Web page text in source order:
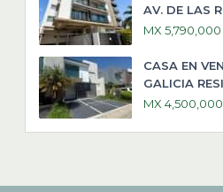
AV. DE LAS
MX 5,790,000
CASA EN
GALICIA
MX 4,500,000